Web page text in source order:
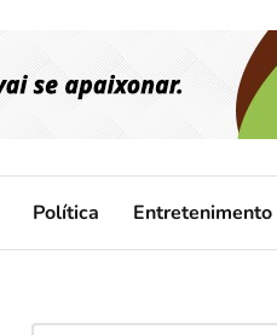
Política Entretenimento